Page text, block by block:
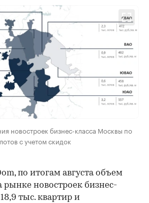
новостроек бизнес-класса Москвы по
с учетом скидок
по итогам августа объем
новостроек бизнес-
тыс. квартир и